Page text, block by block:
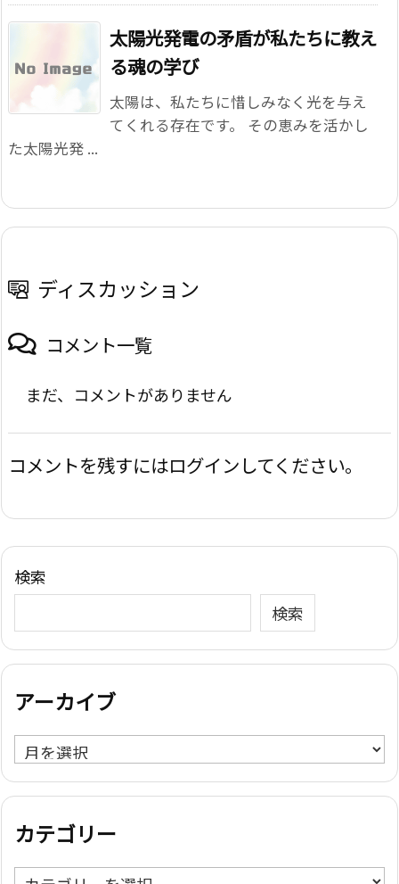
太陽光発電の矛盾が私たちに教え
る魂の学び
太陽は、私たちに惜しみなく光を与え
てくれる存在です。 その恵みを活かし
た太陽光発 ...
ディスカッション
コメント一覧
まだ、コメントがありません
コメントを残すにはログインしてください。
検索
検索
アーカイブ
ア
ー
カ
ブ
カテゴリー
カ